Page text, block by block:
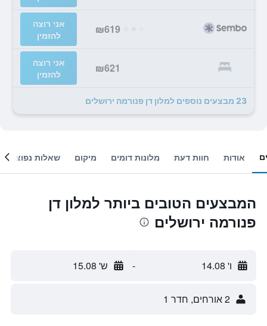
₪619
אני רוצה
להזמין
₪621
אני רוצה
להזמין
23 מבצעים נוספים למלון דן פנורמה ירושלים
אודות חוות דעת מלונות דומים מיקום שאלות נפוצות
המבצעים הטובים ביותר למלון דן
פנורמה ירושלים
ו' 14.08 - ש' 15.08
2 אורחים, חדר 1